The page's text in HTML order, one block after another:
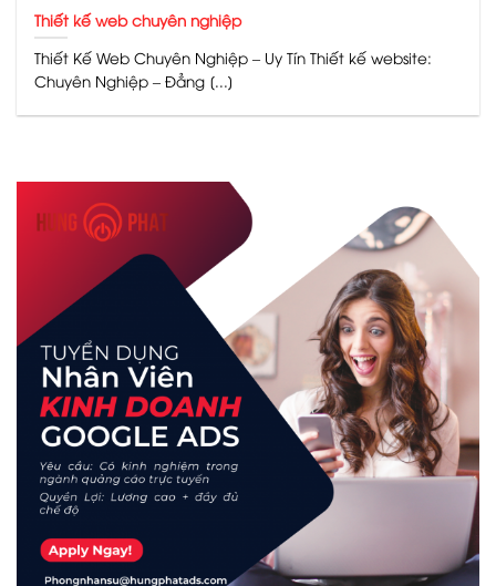
Thiết kế web chuyên nghiệp
Thiết Kế Web Chuyên Nghiệp – Uy Tín Thiết kế website:
Chuyên Nghiệp – Đẳng [...]